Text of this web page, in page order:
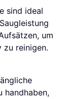
sind ideal
um
zu reinigen.
handhaben,